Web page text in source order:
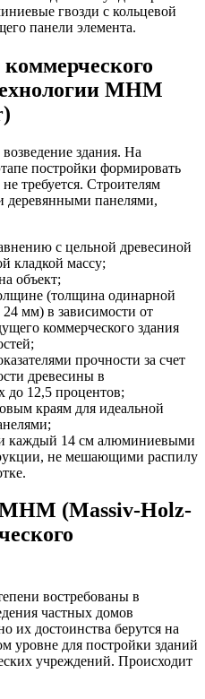
гвозди с кольцевой
панели элемента.
МНМ
здания. На
постройки формировать
требуется. Строителям
деревянными панелями,
с цельной древесиной
кладкой массу;
объект;
(толщина одинарной
мм) в зависимости от
коммерческого здания
прочности за счет
древесины в
12,5 процентов;
краям для идеальной
каждый 14 см алюминиевыми
не мешающими распилу
МНМ (Massiv-Holz-
востребованы в
частных домов
их достоинства берутся на
уровне для постройки зданий
учреждений. Происходит